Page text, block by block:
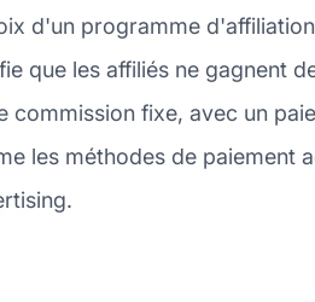
d'un programme
que les affiliés ne gagnent
fixe, avec un
les méthodes de paiement